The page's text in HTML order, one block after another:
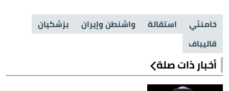
خامنئي استقالة واشنطن وإيران
بزشكيان
قاليباف
أخبار ذات صلة